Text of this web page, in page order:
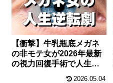
【衝撃】牛乳瓶底メガネ
の非モテ女が2026年最新
の視力回復手術で人生激
2026.05.04